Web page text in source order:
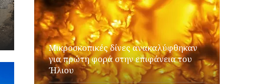
Μικροσκοπικές δίνες ανακαλύφθηκαν
για πρώτη φορά στην επιφάνεια του
Ήλιου